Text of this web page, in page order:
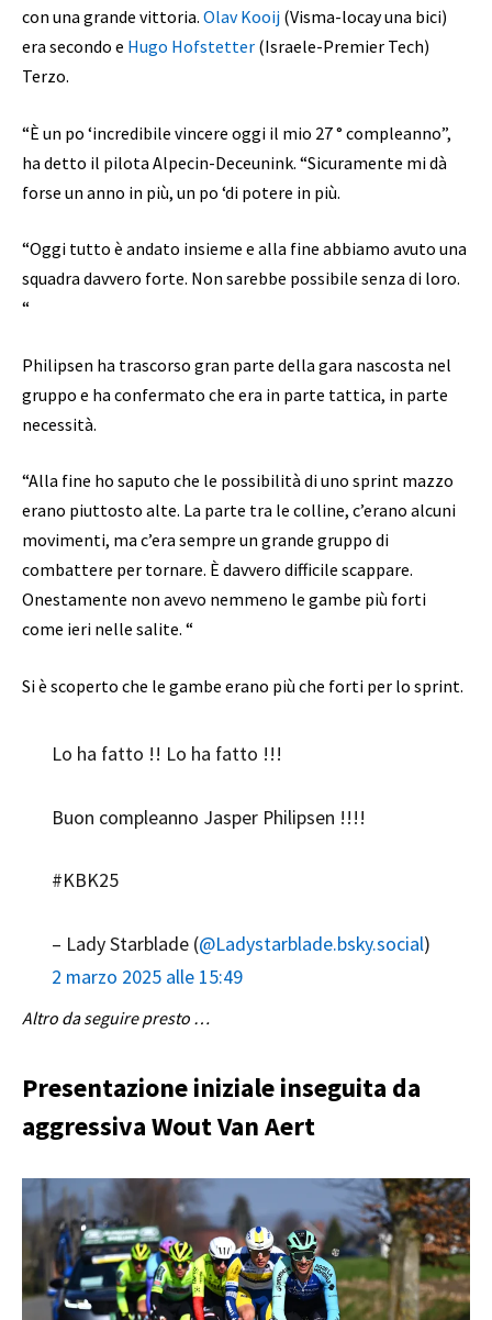
con una grande vittoria. Olav Kooij (Visma-locay una bici)
era secondo e Hugo Hofstetter (Israele-Premier Tech)
Terzo.
“È un po ‘incredibile vincere oggi il mio 27 ° compleanno”,
ha detto il pilota Alpecin-Deceunink. “Sicuramente mi dà
forse un anno in più, un po ‘di potere in più.
“Oggi tutto è andato insieme e alla fine abbiamo avuto una
squadra davvero forte. Non sarebbe possibile senza di loro.
“
Philipsen ha trascorso gran parte della gara nascosta nel
gruppo e ha confermato che era in parte tattica, in parte
necessità.
“Alla fine ho saputo che le possibilità di uno sprint mazzo
erano piuttosto alte. La parte tra le colline, c’erano alcuni
movimenti, ma c’era sempre un grande gruppo di
combattere per tornare. È davvero difficile scappare.
Onestamente non avevo nemmeno le gambe più forti
come ieri nelle salite. “
Si è scoperto che le gambe erano più che forti per lo sprint.
Lo ha fatto !! Lo ha fatto !!!
Buon compleanno Jasper Philipsen !!!!
#KBK25
– Lady Starblade (@Ladystarblade.bsky.social)
2 marzo 2025 alle 15:49
Altro da seguire presto …
Presentazione iniziale inseguita da
aggressiva Wout Van Aert